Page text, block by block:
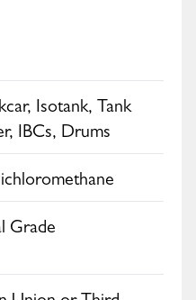
Isotank, Tank
IBCs, Drums
Grade